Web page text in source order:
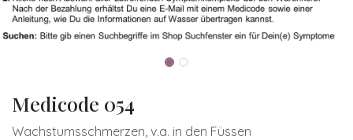
Medicode 054
Wachstumsschmerzen, v.a. in den Füssen